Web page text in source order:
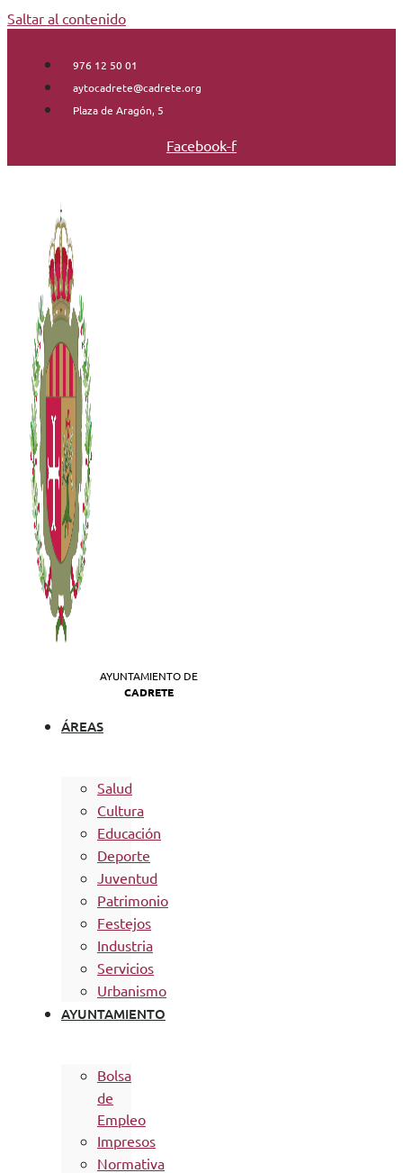
Saltar al contenido
976 12 50 01
aytocadrete@cadrete.org
Plaza de Aragón, 5
Facebook-f
AYUNTAMIENTO DE
CADRETE
ÁREAS
Salud
Cultura
Educación
Deporte
Juventud
Patrimonio
Festejos
Industria
Servicios
Urbanismo
AYUNTAMIENTO
Bolsa
de
Empleo
Impresos
Normativa